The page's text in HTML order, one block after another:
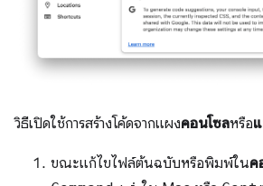
วิธีเปิดใช้การสร้างโค้ดจากแผงคอนโซลหรือ
ขณะแก้ไขไฟล์ต้นฉบับหรือพิมพ์ในค